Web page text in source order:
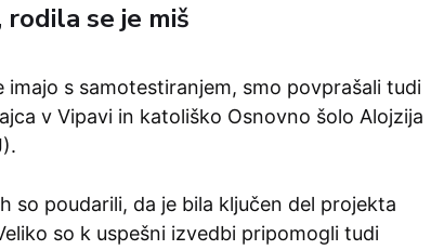
se je miš
imajo s samotestiranjem, smo povprašali tudi
v Vipavi in katoliško Osnovno šolo Alojzija
so poudarili, da je bila ključen del projekta
so k uspešni izvedbi pripomogli tudi